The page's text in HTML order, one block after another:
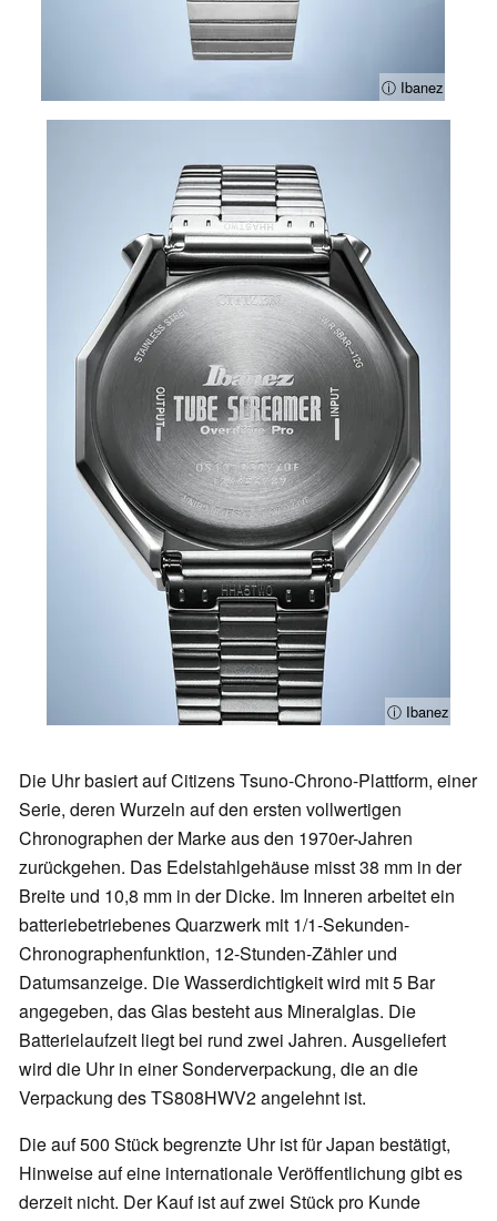
ⓘ Ibanez
ⓘ Ibanez
Die Uhr basiert auf Citizens Tsuno-Chrono-Plattform, einer
Serie, deren Wurzeln auf den ersten vollwertigen
Chronographen der Marke aus den 1970er-Jahren
zurückgehen. Das Edelstahlgehäuse misst 38 mm in der
Breite und 10,8 mm in der Dicke. Im Inneren arbeitet ein
batteriebetriebenes Quarzwerk mit 1/1-Sekunden-
Chronographenfunktion, 12-Stunden-Zähler und
Datumsanzeige. Die Wasserdichtigkeit wird mit 5 Bar
angegeben, das Glas besteht aus Mineralglas. Die
Batterielaufzeit liegt bei rund zwei Jahren. Ausgeliefert
wird die Uhr in einer Sonderverpackung, die an die
Verpackung des TS808HWV2 angelehnt ist.
Die auf 500 Stück begrenzte Uhr ist für Japan bestätigt,
Hinweise auf eine internationale Veröffentlichung gibt es
derzeit nicht. Der Kauf ist auf zwei Stück pro Kunde